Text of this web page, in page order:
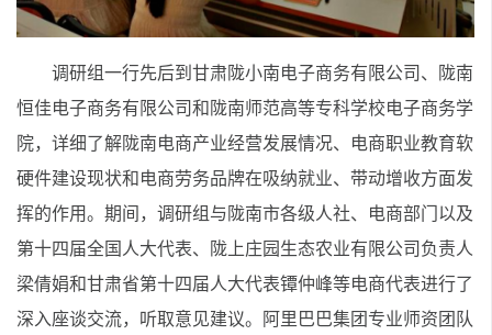
调研组一行先后到甘肃陇小南电子商务有限公司、陇南
恒佳电子商务有限公司和陇南师范高等专科学校电子商务学
院，详细了解陇南电商产业经营发展情况、电商职业教育软
硬件建设现状和电商劳务品牌在吸纳就业、带动增收方面发
挥的作用。期间，调研组与陇南市各级人社、电商部门以及
第十四届全国人大代表、陇上庄园生态农业有限公司负责人
梁倩娟和甘肃省第十四届人大代表镡仲峰等电商代表进行了
深入座谈交流，听取意见建议。阿里巴巴集团专业师资团队